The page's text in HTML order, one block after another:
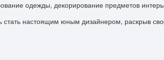
одежды, декорирование предметов
настоящим юным дизайнером, раскрыв